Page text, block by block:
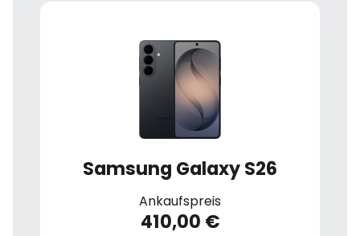
Samsung Galaxy S26
Ankaufspreis
410,00 €